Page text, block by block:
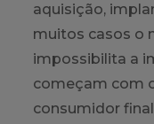
aquisição,
muitos casos o
impossibilita a
começam com
consumidor